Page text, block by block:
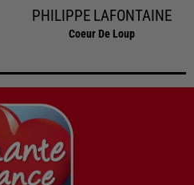
PHILIPPE LAFONTAINE
Coeur De Loup